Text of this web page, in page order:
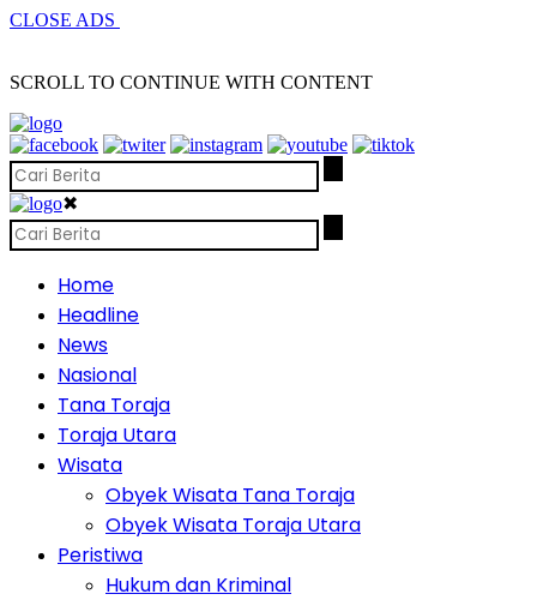
CLOSE ADS
SCROLL TO CONTINUE WITH CONTENT
✖
Home
Headline
News
Nasional
Tana Toraja
Toraja Utara
Wisata
Obyek Wisata Tana Toraja
Obyek Wisata Toraja Utara
Peristiwa
Hukum dan Kriminal